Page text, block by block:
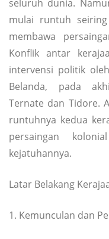
seluruh dunia.
mulai runtuh
membawa
Konflik antar
intervensi politik
Belanda, pada
Ternate dan Tidore.
runtuhnya kedua
persaingan
kejatuhannya.
Latar Belakang
1. Kemunculan dan